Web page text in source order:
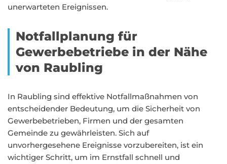
unerwarteten Ereignissen.
Notfallplanung für
Gewerbebetriebe in der Nähe
von Raubling
In Raubling sind effektive Notfallmaßnahmen von
entscheidender Bedeutung, um die Sicherheit von
Gewerbebetrieben, Firmen und der gesamten
Gemeinde zu gewährleisten. Sich auf
unvorhergesehene Ereignisse vorzubereiten, ist ein
wichtiger Schritt, um im Ernstfall schnell und